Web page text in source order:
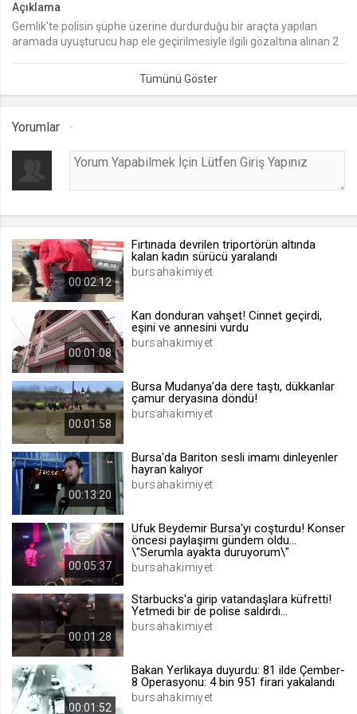
lang
.web.tv
Seçilen dil tercihini tutmak
.web.tv
[hash]
.web.tv
Site içeriği önerme
1 yıl
voteLike*
.web.tv
1 ay
.web.tv
İsimsiz ziyaretçi için site içeriği
Açıklama
Gemlik'te polisin şüphe üzerine durdurduğu bir araçta yapılan
aramada uyuşturucu hap ele geçirilmesiyle ilgili gözaltına alınan 2
Yorumlar
00:02:12
Fırtınada devrilen triportörün altında
kalan kadın sürücü yaralandı
bursahakimiyet
00:01:08
Kan donduran vahşet! Cinnet geçirdi,
eşini ve annesini vurdu
bursahakimiyet
00:01:58
Bursa Mudanya’da dere taştı, dükkanlar
çamur deryasına döndü!
bursahakimiyet
00:13:20
Bursa'da Bariton sesli imamı dinleyenler
hayran kalıyor
bursahakimiyet
00:05:37
Ufuk Beydemir Bursa'yı coşturdu! Konser
öncesi paylaşımı gündem oldu...
\"Serumla ayakta duruyorum\"
bursahakimiyet
00:01:28
Starbucks'a girip vatandaşlara küfretti!
Yetmedi bir de polise saldırdı...
bursahakimiyet
00:01:52
Bakan Yerlikaya duyurdu: 81 ilde Çember-
8 Operasyonu: 4 bin 951 firari yakalandı
bursahakimiyet